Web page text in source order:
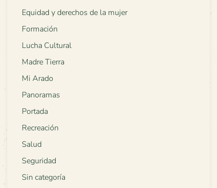
Equidad y derechos de la mujer
Formación
Lucha Cultural
Madre Tierra
Mi Arado
Panoramas
Portada
Recreación
Salud
Seguridad
Sin categoría